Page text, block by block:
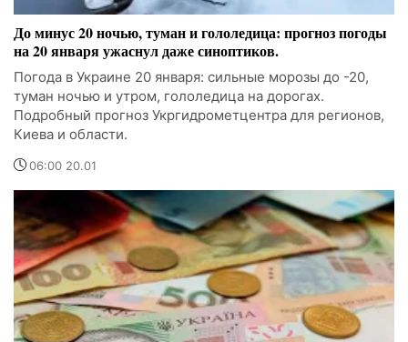
До минус 20 ночью, туман и гололедица: прогноз погоды
на 20 января ужаснул даже синоптиков.
Погода в Украине 20 января: сильные морозы до -20,
туман ночью и утром, гололедица на дорогах.
Подробный прогноз Укргидрометцентра для регионов,
Киева и области.
06:00 20.01